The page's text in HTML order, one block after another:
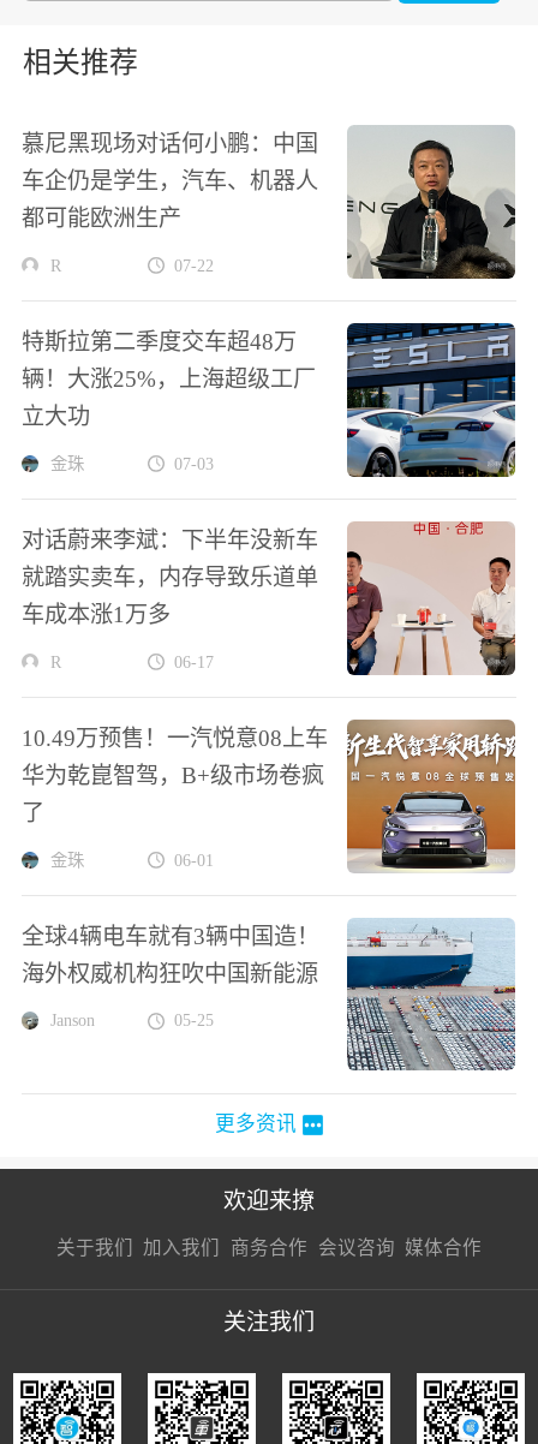
相关推荐
慕尼黑现场对话何小鹏：中国
车企仍是学生，汽车、机器人
都可能欧洲生产
R 07-22
特斯拉第二季度交车超48万
辆！大涨25%，上海超级工厂
立大功
金珠 07-03
对话蔚来李斌：下半年没新车
就踏实卖车，内存导致乐道单
车成本涨1万多
R 06-17
10.49万预售！一汽悦意08上车
华为乾崑智驾，B+级市场卷疯
了
金珠 06-01
全球4辆电车就有3辆中国造！
海外权威机构狂吹中国新能源
Janson 05-25
更多资讯
欢迎来撩
关于我们 加入我们
接扔简历
商务合作
接开聊
会议咨询 媒体合作
接开聊
关注我们